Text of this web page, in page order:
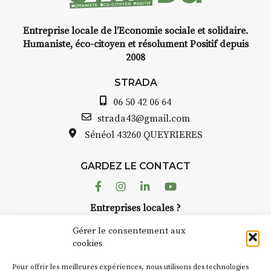
Gérer le consentement aux
cookies
Pour offrir les meilleures expériences, nous utilisons des technologies
INTERVIEW
avez ouvert une galerie à
Auzon…
Bernard TURLE Le Fumoir n’est
pas une galerie permanente.
AuzonToujours organise
dans le village. Des artistes et
caves, les granges d’Auzon. Le
Fumoir est l’un de ces espaces
d’autres activités culturelles de
Entreprise locale de l’Economie sociale et solidaire.
Humaniste, éco-citoyen et résolument Positif depuis
2008
STRADA
06 50 42 06 64
strada43@gmail.com
Sénéol 43260 QUEYRIERES
GARDEZ LE CONTACT
FacebookInstagram
LinkedinYoutube
Entreprises locales ?